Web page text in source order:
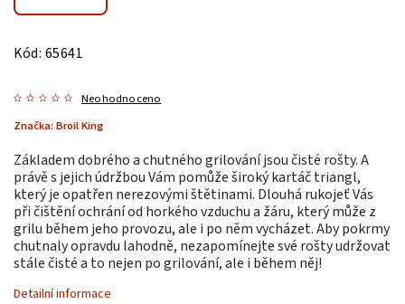
Kód: 65641
Neohodnoceno
Značka: Broil King
Základem dobrého a chutného grilování jsou čisté rošty. A
právě s jejich údržbou Vám pomůže široký kartáč triangl,
který je opatřen nerezovými štětinami. Dlouhá rukojeť Vás
při čištění ochrání od horkého vzduchu a žáru, který může z
grilu během jeho provozu, ale i po něm vycházet. Aby pokrmy
chutnaly opravdu lahodně, nezapomínejte své rošty udržovat
stále čisté a to nejen po grilování, ale i během něj!
Detailní informace